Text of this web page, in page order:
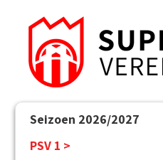
Seizoen 2026/2027
PSV 1 >